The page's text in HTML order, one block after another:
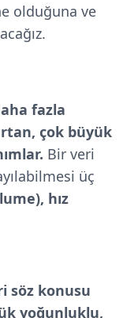
olduğuna ve
fazla
çok büyük
Bir veri
üç
hız
söz konusu
yoğunluklu,